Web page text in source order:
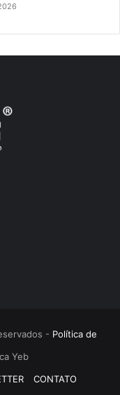
- Política de
Yeb
CONTATO